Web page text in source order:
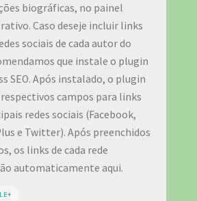
biográficas, no painel
Caso deseje incluir links
sociais de cada autor do
que instale o plugin
SEO. Após instalado, o plugin
campos para links
redes sociais (Facebook,
e Twitter). Após preenchidos
os links de cada rede
automaticamente aqui.